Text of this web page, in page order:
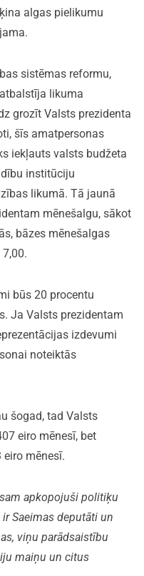
algas pielikumu
sistēmas reformu,
likuma
grozīt Valsts prezidenta
šīs amatpersonas
iekļauts valsts budžeta
institūciju
likumā. Tā jaunā
mēnešalgu, sākot
bāzes mēnešalgas
būs 20 procentu
Ja Valsts prezidentam
izdevumi
noteiktās
šogad, tad Valsts
eiro mēnesī, bet
mēnesī.
apkopojuši politiķu
Saeimas deputāti un
viņu parādsaistību
maiņu un citus